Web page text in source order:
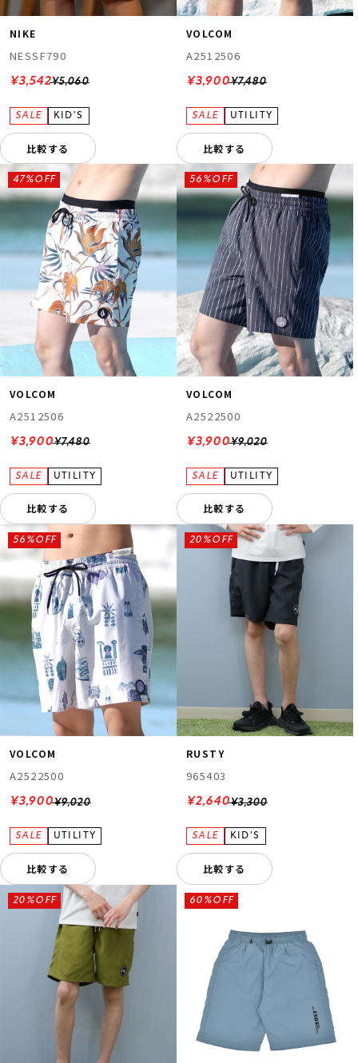
NIKE
NESSF790
¥5,060
¥3,542
比較する
VOLCOM
A2512506
¥7,480
¥3,900
比較する
VOLCOM
A2512506
¥7,480
47%OFF
¥3,900
比較する
VOLCOM
A2522500
¥9,020
56%OFF
¥3,900
比較する
VOLCOM
A2522500
¥9,020
56%OFF
¥3,900
比較する
RUSTY
965403
¥3,300
20%OFF
¥2,640
比較する
20%OFF 60%OFF